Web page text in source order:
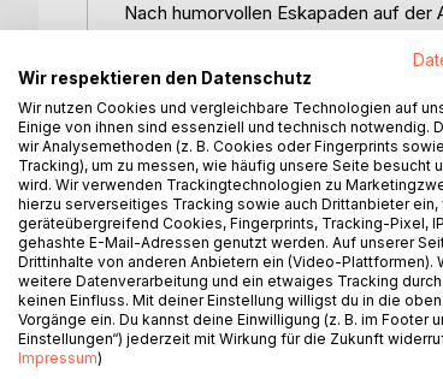
Nach humorvollen Eskapaden auf
ihres Namens und dass ihr Vater
Auch Marie durchstreift das gesamte
Widerwillen anderer, die mit allen
zahlreichen Widerstände überwinden
Leser-Meinungen:
"Mitreißend und humorvoll"
"Überraschende Wendungen
Erlebnis."
Wir respektieren den Datenschutz
Wir nutzen Cookies und vergleichbare Technologien auf
Einige von ihnen sind essenziell und technisch notwendig.
wir Analysemethoden (z. B. Cookies oder Fingerprints
Tracking), um zu messen, wie häufig unsere Seite besucht
wird. Wir verwenden Trackingtechnologien zu
hierzu serverseitiges Tracking sowie auch Drittanbieter ein,
geräteübergreifend Cookies, Fingerprints, Tracking-Pixel,
gehashte E-Mail-Adressen genutzt werden. Auf unserer
Drittinhalte von anderen Anbietern ein (Video-Plattformen).
weitere Datenverarbeitung und ein etwaiges Tracking
keinen Einfluss. Mit deiner Einstellung willigst du in die
Vorgänge ein. Du kannst deine Einwilligung (z. B. im Footer
Einstellungen“) jederzeit mit Wirkung für die Zukunft
Impressum)